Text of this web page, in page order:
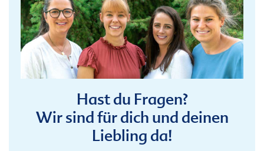
Hast du Fragen?
Wir sind für dich und deinen
Liebling da!